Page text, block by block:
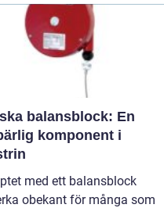
balansblock: En
komponent i
med ett balansblock
obekant för många som